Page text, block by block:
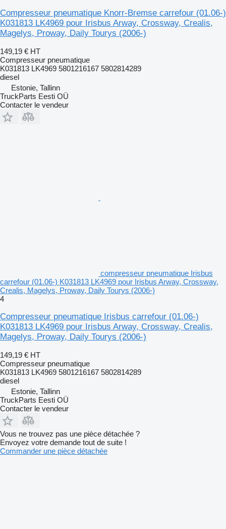
Compresseur pneumatique Knorr-Bremse carrefour (01.06-)
K031813 LK4969 pour Irisbus Arway, Crossway, Crealis,
Magelys, Proway, Daily Tourys (2006-)
149,19 € HT
Compresseur pneumatique
K031813 LK4969 5801216167 5802814289
diesel
Estonie, Tallinn
TruckParts Eesti OÜ
Contacter le vendeur
compresseur pneumatique Irisbus
carrefour (01.06-) K031813 LK4969 pour Irisbus Arway, Crossway,
Crealis, Magelys, Proway, Daily Tourys (2006-)
4
Compresseur pneumatique Irisbus carrefour (01.06-)
K031813 LK4969 pour Irisbus Arway, Crossway, Crealis,
Magelys, Proway, Daily Tourys (2006-)
149,19 € HT
Compresseur pneumatique
K031813 LK4969 5801216167 5802814289
diesel
Estonie, Tallinn
TruckParts Eesti OÜ
Contacter le vendeur
Vous ne trouvez pas une pièce détachée ?
Envoyez votre demande tout de suite !
Commander une pièce détachée